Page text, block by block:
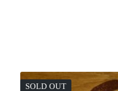
SOLD OUT